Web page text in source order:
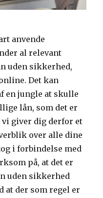
anvende
al relevant
uden sikkerhed,
Det kan
en jungle at skulle
lån, som det er
vi giver dig derfor et
over alle dine
i forbindelse med
på, at det er
uden sikkerhed
at der som regel er